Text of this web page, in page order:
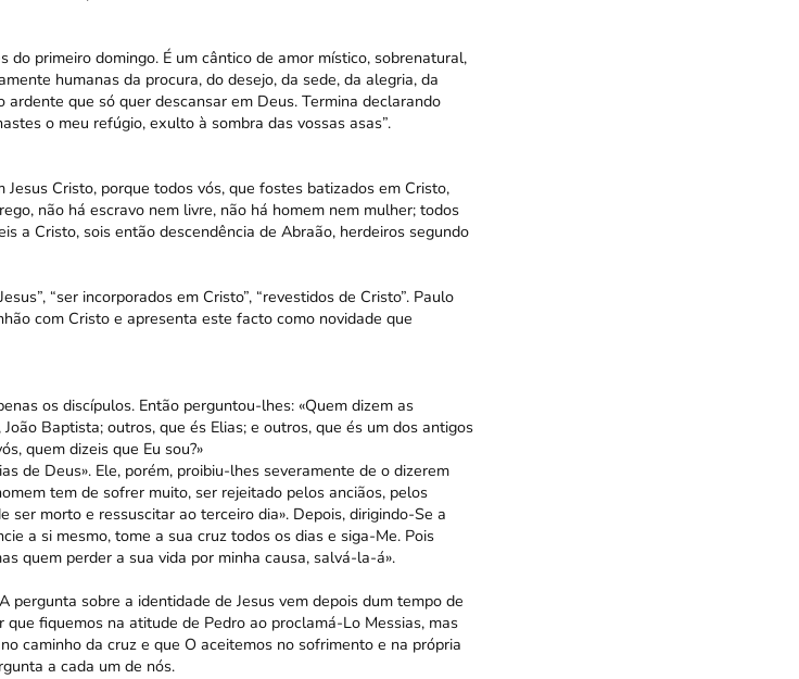
primeiro domingo. É um cântico de amor místico, sobrenatural,
humanas da procura, do desejo, da sede, da alegria, da
que só quer descansar em Deus. Termina declarando
o meu refúgio, exulto à sombra das vossas asas”.
Cristo, porque todos vós, que fostes batizados em Cristo,
não há escravo nem livre, não há homem nem mulher; todos
a Cristo, sois então descendência de Abraão, herdeiros segundo
“ser incorporados em Cristo”, “revestidos de Cristo”. Paulo
com Cristo e apresenta este facto como novidade que
os discípulos. Então perguntou-lhes: «Quem dizem as
Baptista; outros, que és Elias; e outros, que és um dos antigos
quem dizeis que Eu sou?»
de Deus». Ele, porém, proibiu-lhes severamente de o dizerem
tem de sofrer muito, ser rejeitado pelos anciãos, pelos
ser morto e ressuscitar ao terceiro dia». Depois, dirigindo-Se a
a si mesmo, tome a sua cruz todos os dias e siga-Me. Pois
quem perder a sua vida por minha causa, salvá-la-á».
sobre a identidade de Jesus vem depois dum tempo de
que fiquemos na atitude de Pedro ao proclamá-Lo Messias, mas
caminho da cruz e que O aceitemos no sofrimento e na própria
a cada um de nós.